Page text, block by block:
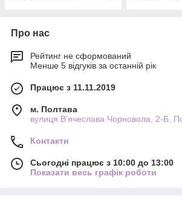
Про нас
Рейтинг не сформований
Менше 5 відгуків за останній рік
Працює з 11.11.2019
м. Полтава
вулиця В'ячеслава Чорновола, 2-Б,
Контакти
Сьогодні працює з 10:00 до 13:00
Показати весь графік роботи